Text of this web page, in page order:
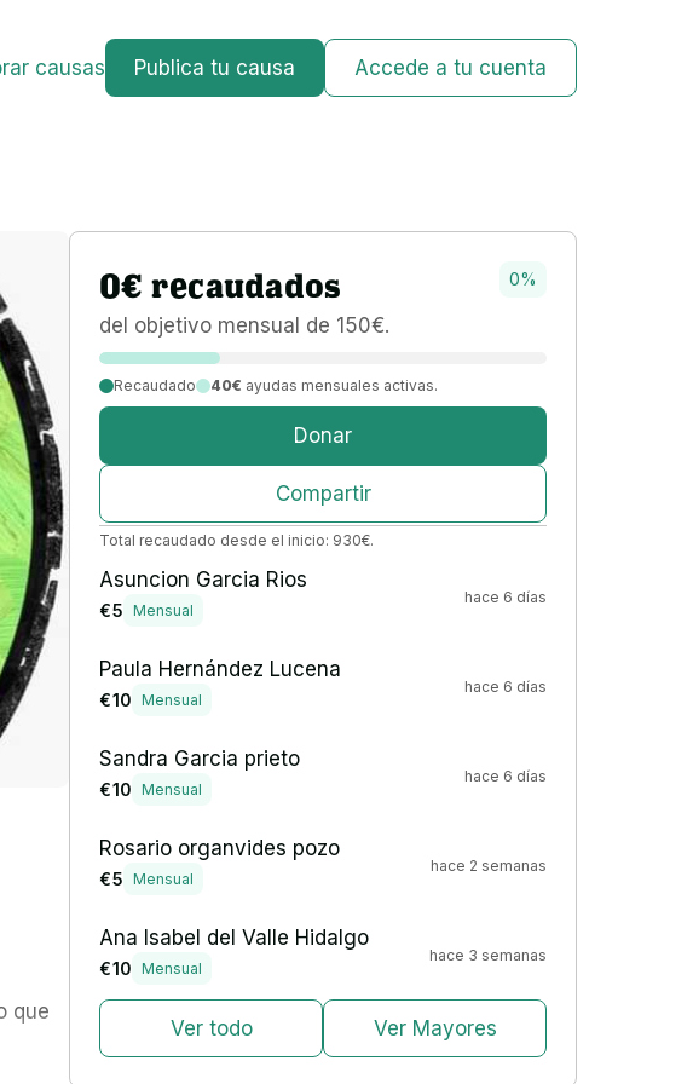
causas Publica tu causa Accede a tu cuenta
que
0€ recaudados
del objetivo mensual de 150€.
0%
Recaudado 40€ ayudas mensuales activas.
Donar
Compartir
Total recaudado desde el inicio: 930€.
Asuncion Garcia Rios
€ 5 Mensual
hace 6 días
Paula Hernández Lucena
€ 10 Mensual
hace 6 días
Sandra Garcia prieto
€ 10 Mensual
hace 6 días
Rosario organvides pozo
€ 5 Mensual
hace 2 semanas
Ana Isabel del Valle Hidalgo
€ 10 Mensual
hace 3 semanas
Ver todo Ver Mayores